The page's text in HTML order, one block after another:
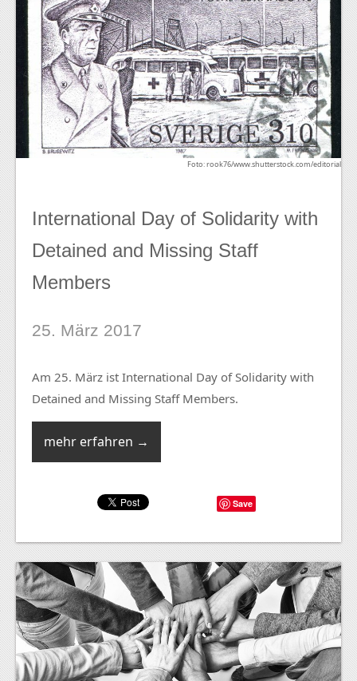
Foto: rook76/www.shutterstock.com/editorial
International Day of Solidarity with
Detained and Missing Staff
Members
25. März 2017
Am 25. März ist International Day of Solidarity with
Detained and Missing Staff Members.
mehr erfahren →
Save